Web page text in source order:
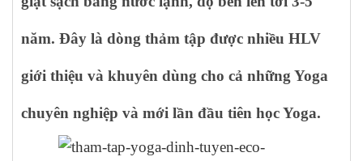
năm. Đây là dòng thảm tập được nhiều HLV
giới thiệu và khuyên dùng cho cả những Yoga
chuyên nghiệp và mới lần đầu tiên học Yoga.